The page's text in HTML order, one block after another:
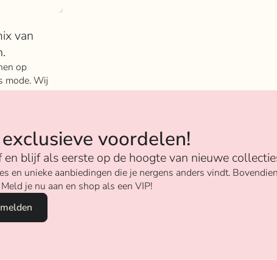
van
op
mode. Wij
van
voordelen!
blijf als eerste op de hoogte van nieuwe
en unieke aanbiedingen die je nergens anders vindt.
je nu aan en shop als een VIP!